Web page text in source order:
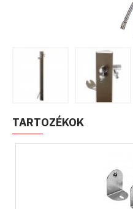
TARTOZÉKOK